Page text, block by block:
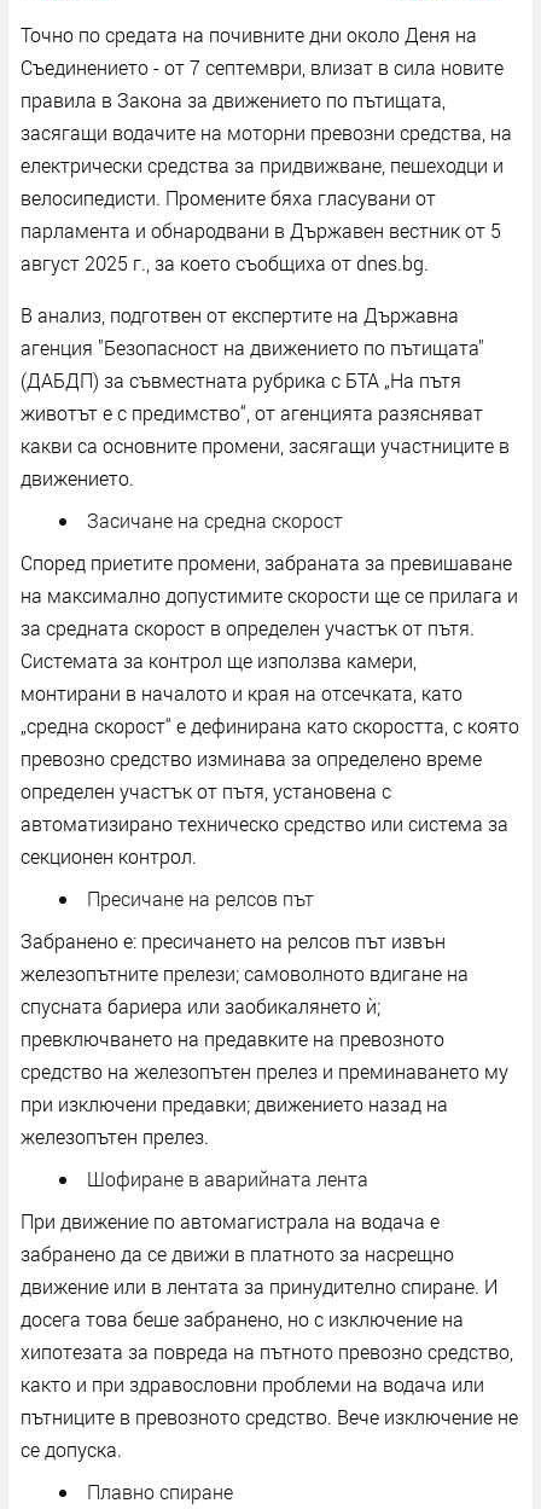
Точно по средата на почивните дни около Деня на
Съединението - от 7 септември, влизат в сила новите
правила в Закона за движението по пътищата,
засягащи водачите на моторни превозни средства, на
електрически средства за придвижване, пешеходци и
велосипедисти. Промените бяха гласувани от
парламента и обнародвани в Държавен вестник от 5
август 2025 г., за което съобщиха от dnes.bg.
В анализ, подготвен от експертите на Държавна
агенция "Безопасност на движението по пътищата"
(ДАБДП) за съвместната рубрика с БТА „На пътя
животът е с предимство“, от агенцията разясняват
какви са основните промени, засягащи участниците в
движението.
Засичане на средна скорост
Според приетите промени, забраната за превишаване
на максимално допустимите скорости ще се прилага и
за средната скорост в определен участък от пътя.
Системата за контрол ще използва камери,
монтирани в началото и края на отсечката, като
„средна скорост“ е дефинирана като скоростта, с която
превозно средство изминава за определено време
определен участък от пътя, установена с
автоматизирано техническо средство или система за
секционен контрол.
Пресичане на релсов път
Забранено е: пресичането на релсов път извън
железопътните прелези; самоволното вдигане на
спусната бариера или заобикалянето ѝ;
превключването на предавките на превозното
средство на железопътен прелез и преминаването му
при изключени предавки; движението назад на
железопътен прелез.
Шофиране в аварийната лента
При движение по автомагистрала на водача е
забранено да се движи в платното за насрещно
движение или в лентата за принудително спиране. И
досега това беше забранено, но с изключение на
хипотезата за повреда на пътното превозно средство,
както и при здравословни проблеми на водача или
пътниците в превозното средство. Вече изключение не
се допуска.
Плавно спиране